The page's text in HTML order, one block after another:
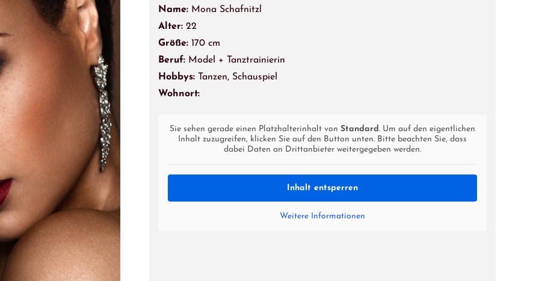
Name: Mona Schafnitzl
Alter: 22
Größe: 170 cm
Beruf: Model + Tanztrainierin
Hobbys:
Tanzen, Schauspiel
Wohnort:
Sie sehen gerade einen Platzhalterinhalt von Standard. Um auf den eigentlichen
Inhalt zuzugreifen, klicken Sie auf den Button unten. Bitte beachten Sie, dass
dabei Daten an Drittanbieter weitergegeben werden.
Inhalt entsperren
Weitere Informationen